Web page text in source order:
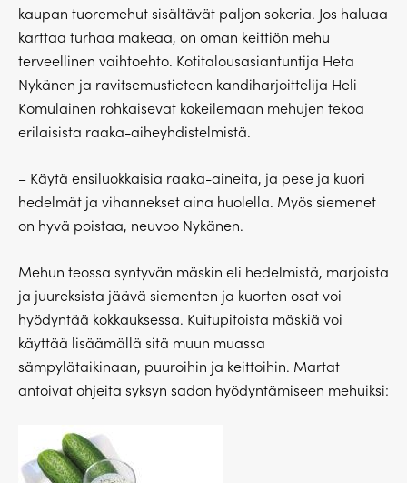
kaupan tuoremehut sisältävät paljon sokeria. Jos haluaa
karttaa turhaa makeaa, on oman keittiön mehu
terveellinen vaihtoehto. Kotitalousasiantuntija Heta
Nykänen ja ravitsemustieteen kandiharjoittelija Heli
Komulainen rohkaisevat kokeilemaan mehujen tekoa
erilaisista raaka-aiheyhdistelmistä.
– Käytä ensiluokkaisia raaka-aineita, ja pese ja kuori
hedelmät ja vihannekset aina huolella. Myös siemenet
on hyvä poistaa, neuvoo Nykänen.
Mehun teossa syntyvän mäskin eli hedelmistä, marjoista
ja juureksista jäävä siementen ja kuorten osat voi
hyödyntää kokkauksessa. Kuitupitoista mäskiä voi
käyttää lisäämällä sitä muun muassa
sämpylätaikinaan, puuroihin ja keittoihin. Martat
antoivat ohjeita syksyn sadon hyödyntämiseen mehuiksi: